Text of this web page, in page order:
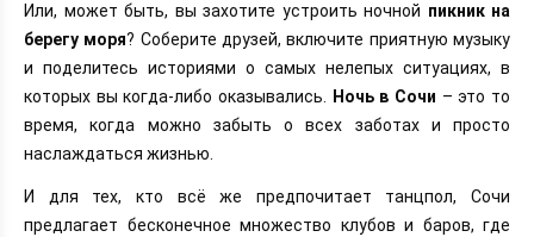
Или, может быть, вы захотите устроить ночной пикник на
берегу моря? Соберите друзей, включите приятную музыку
и поделитесь историями о самых нелепых ситуациях, в
которых вы когда-либо оказывались. Ночь в Сочи – это то
время, когда можно забыть о всех заботах и просто
наслаждаться жизнью.
И для тех, кто всё же предпочитает танцпол, Сочи
предлагает бесконечное множество клубов и баров, где